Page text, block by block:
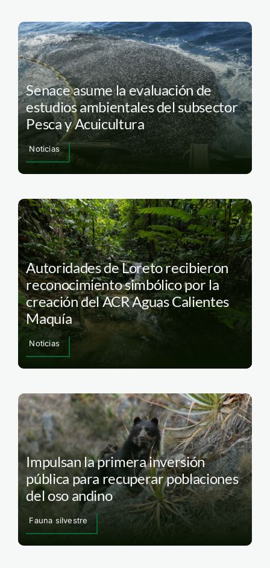
Senace asume la evaluación de
estudios ambientales del subsector
Pesca y Acuicultura
Noticias
Autoridades de Loreto recibieron
reconocimiento simbólico por la
creación del ACR Aguas Calientes
Maquía
Noticias
Impulsan la primera inversión
pública para recuperar poblaciones
del oso andino
Fauna silvestre